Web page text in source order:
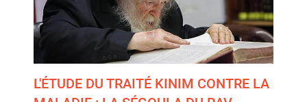
L'ÉTUDE DU TRAITÉ KINIM CONTRE LA